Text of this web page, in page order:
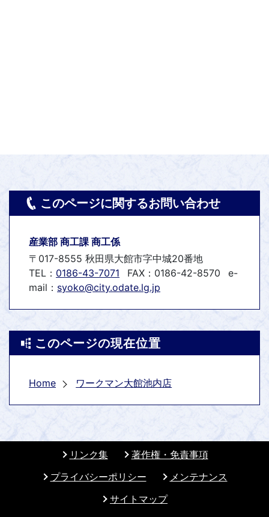
このページに関するお問い合わせ
産業部 商工課 商工係
〒017-8555 秋田県大館市字中城20番地
TEL： 0186-43-7071 FAX：0186-42-8570
e-
mail： syoko@city.odate.lg.jp
このページの現在位置
Home ワークマン大館池内店
リンク集
著作権・免責事項
プライバシーポリシー
メンテナンス
サイトマップ